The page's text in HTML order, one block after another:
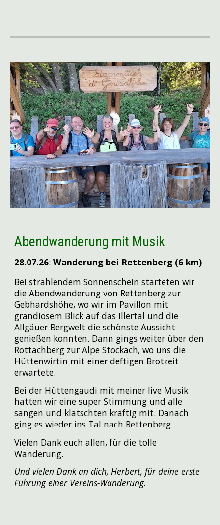
Abendwanderung mit Musik
28.07.26: Wanderung bei Rettenberg (6 km)
Bei strahlendem Sonnenschein starteten wir
die Abendwanderung von Rettenberg zur
Gebhardshöhe, wo wir im Pavillon mit
grandiosem Blick auf das Illertal und die
Allgäuer Bergwelt die schönste Aussicht
genießen konnten. Dann gings weiter über den
Rottachberg zur Alpe Stockach, wo uns die
Hüttenwirtin mit einer deftigen Brotzeit
erwartete.
Bei der Hüttengaudi mit meiner live Musik
hatten wir eine super Stimmung und alle
sangen und klatschten kräftig mit. Danach
ging es wieder ins Tal nach Rettenberg.
Vielen Dank euch allen, für die tolle
Wanderung.
Und vielen Dank an dich, Herbert, für deine erste
Führung einer Vereins-Wanderung.